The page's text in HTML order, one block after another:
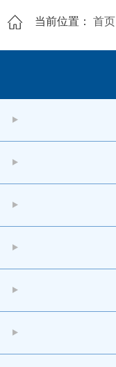
当前位置： 首页